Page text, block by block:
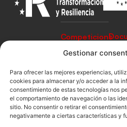
Gestionar
Para ofrecer las mejores experiencias,
cookies para almacenar y/o acceder a la
consentimiento de estas tecnologías nos
el comportamiento de navegación o las
sitio. No consentir o retirar el
negativamente a ciertas características y
Junta
directiva
Assemblea
general
Competicions
Competiciones
Competiciones
Playa
Vólei neu